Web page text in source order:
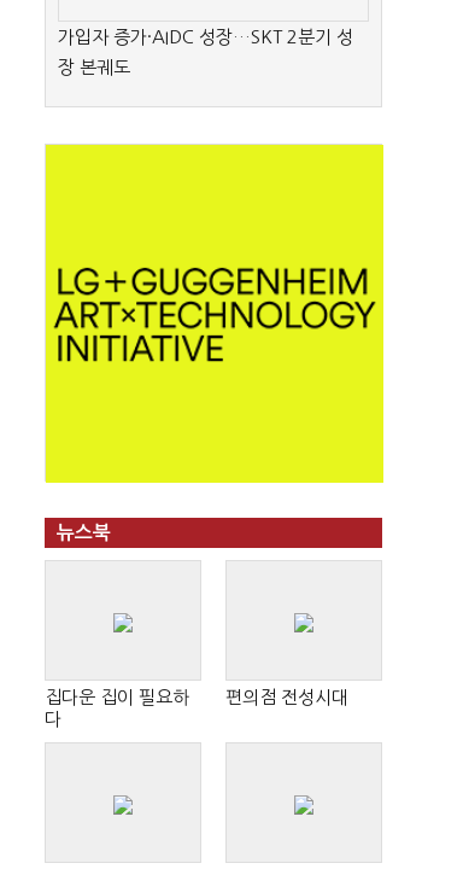
가입자 증가·AIDC 성장…SKT 2분기 성
장 본궤도
뉴스북
집다운 집이 필요하
다
편의점 전성시대